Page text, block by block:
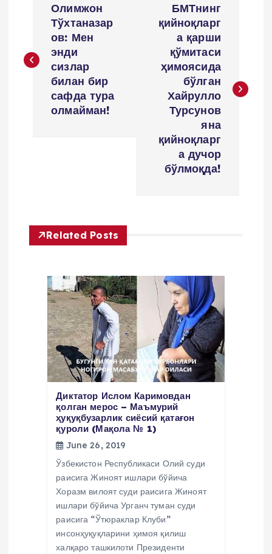
s
g
Олимжон
Тўхтаназар
ов: Мен
энди
сизлар
билан бир
сафда тура
олмайман!
БМТнинг
қийноқларг
а қарши
қўмитаси
ҳимоясида
бўлган
Хайрулло
Турсунов
яна
қийноқларг
а дучор
бўлмоқда!
Related Posts
Диктатор Ислом Каримовдан
қолган мерос – Маъмурий
ҳуқуқбузарлик сиёсий қатағон
қуроли (Мақола № 1)
June 26, 2019
Ўзбекистон Республикаси Олий суди
раисига Жиноят ишлари бўйича
Хоразм вилоят суди раисига Жиноят
ишлари бўйича Урганч туман суди
раисига “Ўтюраклар Клуби”
инсонҳуқуқларини ҳимоя қилиш
халқаро ташкилоти Президенти